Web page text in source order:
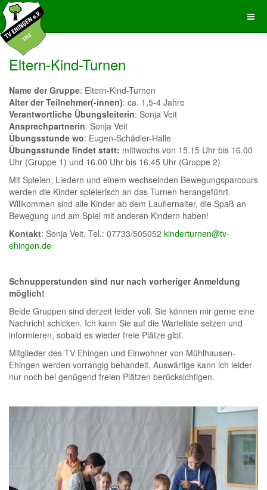
Eltern-Kind-Turnen
Name der Gruppe: Eltern-Kind-Turnen
Alter der Teilnehmer(-innen): ca. 1,5-4 Jahre
Verantwortliche Übungsleiterin: Sonja Veit
Ansprechpartnerin: Sonja Veit
Übungsstunde wo: Eugen-Schädler-Halle
Übungsstunde findet statt: mittwochs von 15.15 Uhr bis 16.00
Uhr (Gruppe 1) und 16.00 Uhr bis 16.45 Uhr (Gruppe 2)
Mit Spielen, Liedern und einem wechselnden Bewegungsparcours
werden die Kinder spielerisch an das Turnen herangeführt.
Willkommen sind alle Kinder ab dem Lauflernalter, die Spaß an
Bewegung und am Spiel mit anderen Kindern haben!
Kontakt: Sonja Veit, Tel.: 07733/505052 kinderturnen@tv-
ehingen.de
Schnupperstunden sind nur nach vorheriger Anmeldung
möglich!
Beide Gruppen sind derzeit leider voll. Sie können mir gerne eine
Nachricht schicken. Ich kann Sie auf die Warteliste setzen und
informieren, sobald es wieder freie Plätze gibt.
Mitglieder des TV Ehingen und Einwohner von Mühlhausen-
Ehingen werden vorrangig behandelt, Auswärtige kann ich leider
nur noch bei genügend freien Plätzen berücksichtigen.